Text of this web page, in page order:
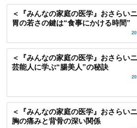
＜『みんなの家庭の医学』おさらい
胃の若さの鍵は“食事にかける時間”
＜『みんなの家庭の医学』おさらい
芸能人に学ぶ“腸美人”の秘訣
＜『みんなの家庭の医学』おさらい
胸の痛みと背骨の深い関係